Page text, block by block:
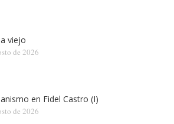
viejo
de 2026
en Fidel Castro (I)
de 2026